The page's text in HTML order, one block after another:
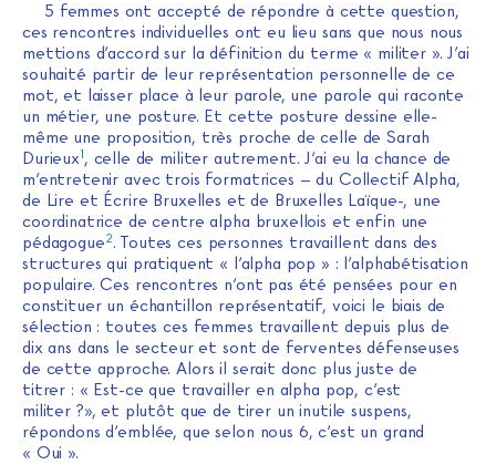
5 femmes ont accepté de répondre à cette question,
ces rencontres individuelles ont eu lieu sans que nous nous
mettions d’accord sur la définition du terme « militer ». J’ai
souhaité partir de leur représentation personnelle de ce
mot, et laisser place à leur parole, une parole qui raconte
un métier, une posture. Et cette posture dessine elle-
même une proposition, très proche de celle de Sarah
Durieux1, celle de militer autrement. J’ai eu la chance de
m’entretenir avec trois formatrices – du Collectif Alpha,
de Lire et Écrire Bruxelles et de Bruxelles Laïque-, une
coordinatrice de centre alpha bruxellois et enfin une
pédagogue2. Toutes ces personnes travaillent dans des
structures qui pratiquent « l’alpha pop » : l’alphabétisation
populaire. Ces rencontres n’ont pas été pensées pour en
constituer un échantillon représentatif, voici le biais de
sélection : toutes ces femmes travaillent depuis plus de
dix ans dans le secteur et sont de ferventes défenseuses
de cette approche. Alors il serait donc plus juste de
titrer : « Est-ce que travailler en alpha pop, c’est
militer ?», et plutôt que de tirer un inutile suspens,
répondons d’emblée, que selon nous 6, c’est un grand
« Oui ».